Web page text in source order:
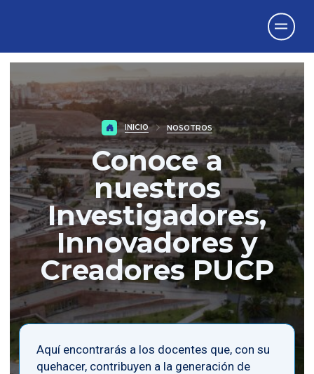
INICIO NOSOTROS
Conoce a
nuestros
Investigadores,
Innovadores y
Creadores PUCP
Aquí encontrarás a los docentes que, con su
quehacer, contribuyen a la generación de